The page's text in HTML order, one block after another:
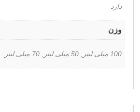
دارد
وزن
100 میلی لیتر, 50 میلی لیتر, 70 میلی لیتر